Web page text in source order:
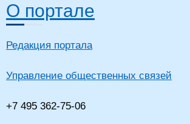
О портале
Редакция портала
Управление общественных связей
+7 495 362-75-06